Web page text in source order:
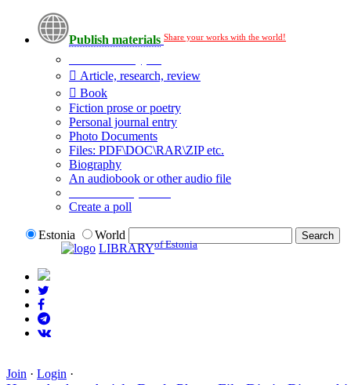
Publish materials Share your works with the world!
Article, research, review
Book
Fiction prose or poetry
Personal journal entry
Photo Documents
Files: PDF\DOC\RAR\ZIP etc.
Biography
An audiobook or other audio file
Create a poll
Estonia
World
LIBRARYof Estonia
Join · Login ·